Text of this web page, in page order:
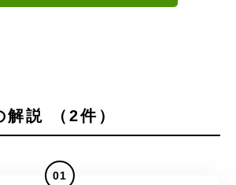
解説 （2件）
01